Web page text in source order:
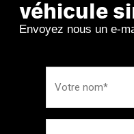
véhicule
Envoyez nous un e-